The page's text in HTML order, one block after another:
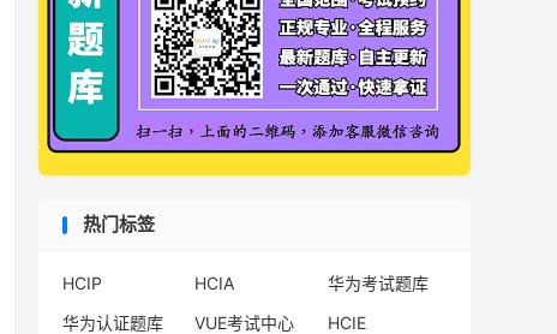
热门标签
HCIP HCIA
华为考试题库
华为认证题库
VUE考试中心
HCIE